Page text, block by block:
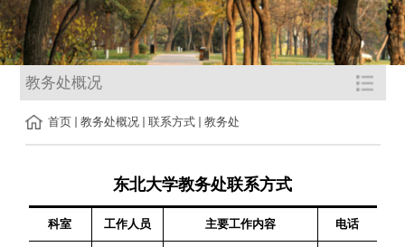
教务处概况
首页 教务处概况 联系方式 教务处
东北大学教务处联系方式
科室 工作人员 主要工作内容 电话